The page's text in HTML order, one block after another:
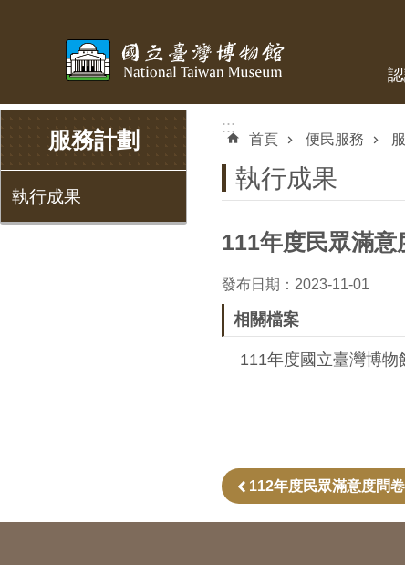
服務計劃
執行成果
:::
首頁 便民服務
執行成果
111年度民眾滿
發布日期：2023-11-01
相關檔案
111年度國立臺灣博
112年度民眾滿意度問